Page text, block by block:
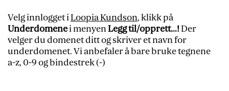
Velg innlogget iLoopia Kundson, klikk på
Underdomenei menyenLegg til/opprett…!Der
velger du domenet ditt og skriver et navn for
underdomenet. Vi anbefaler å bare bruke tegnene
a-z, 0-9 og bindestrek (-)